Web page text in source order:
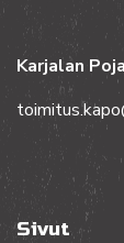
Karjalan
Sivut